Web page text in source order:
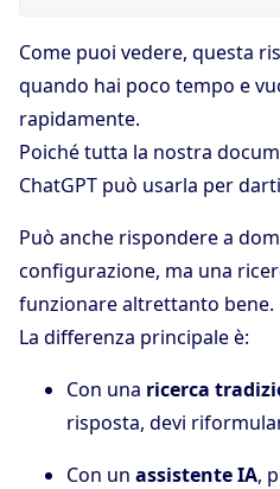
Come puoi vedere, questa
quando hai poco tempo e
rapidamente.
Poiché tutta la nostra
ChatGPT può usarla per
Può anche rispondere a
configurazione, ma una
funzionare altrettanto bene.
La differenza principale è:
Con una ricerca
risposta, devi
Con un assistente IA,